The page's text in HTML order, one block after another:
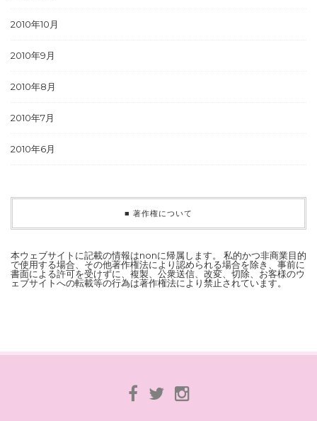
2010年10月
2010年9月
2010年8月
2010年7月
2010年6月
■ 著作権について
本ウェブサイトに記載の情報はnonに帰属します。 私的かつ非商業目的
で使用する場合、その他著作権法により認められる場合を除き、事前に
書面による許可を受けずに、複製、公衆送信、改変、切除、お客様のウ
ェブサイトへの転載等の行為は著作権法により禁止されています。